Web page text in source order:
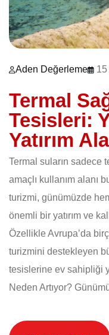
Aden Değerleme
Termal
Tesisleri:
Yatırım
Termal suların sadece
amaçlı kullanım alanı
turizmi, günümüzde
önemli bir yatırım ve
Özellikle Avrupa’da
turizmini destekleyen
tesislerine ev sahipliği
Neden Artıyor?